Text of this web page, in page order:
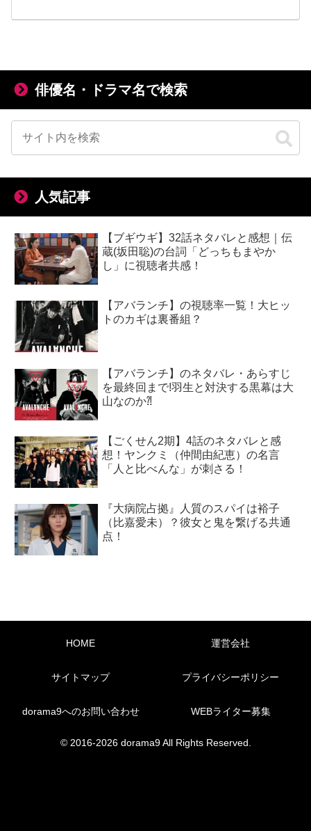
俳優名・ドラマ名で検索
人気記事
【ブギウギ】32話ネタバレと感想｜伝
蔵(坂田聡)の台詞「どっちもまやか
し」に視聴者共感！
【アバランチ】の視聴率一覧！大ヒッ
トのカギは裏番組？
【アバランチ】のネタバレ・あらすじ
を最終回まで!羽生と対決する黒幕は大
山なのか⁈
【ごくせん2期】4話のネタバレと感
想！ヤンクミ（仲間由紀恵）の名言
「人と比べんな」が刺さる！
『大病院占拠』人質のスパイは裕子
（比嘉愛未）？彼女と鬼を繋げる共通
点！
HOME 運営会社
サイトマップ プライバシーポリシー
dorama9へのお問い合わせ WEBライター募集
© 2016-2026 dorama9 All Rights Reserved.